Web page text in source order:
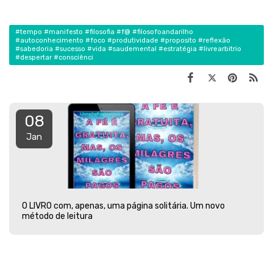
#tempo #manifesto #filosofia #f@ #filosofoandarilho
#autoconhecimento #foco #produtividade #proposito #reflexão
#sabedoria #sucesso #vida #saudemental #estratégia #livrearbitrio
#despertar #consciênci
08
Jan
O LIVRO com, apenas, uma página solitária. Um novo
método de leitura